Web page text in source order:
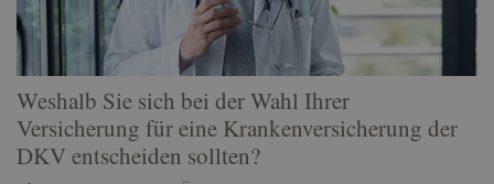
Weshalb Sie sich bei der Wahl Ihrer
Versicherung für eine Krankenversicherung der
DKV entscheiden sollten?